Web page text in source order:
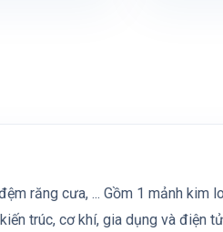
răng cưa, ... Gồm 1 mảnh
trúc, cơ khí, gia dụng và điện